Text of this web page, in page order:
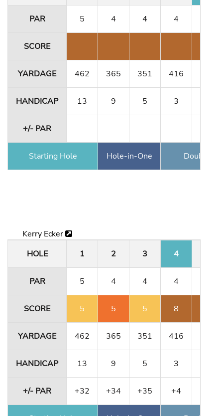
PAR 5 4 4 4
SCORE
YARDAGE 462 365 351 416
HANDICAP 13 9 5 3
+/- PAR
Starting Hole Hole-in-One Double
Kerry Ecker
HOLE
1 2 3 4
PAR 5 4 4 4
SCORE 5 5 5 8
YARDAGE 462 365 351 416
HANDICAP 13 9 5 3
+/- PAR +32 +34 +35 +4